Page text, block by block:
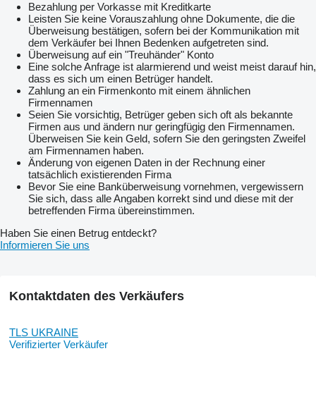
Bezahlung per Vorkasse mit Kreditkarte
Leisten Sie keine Vorauszahlung ohne Dokumente, die die
Überweisung bestätigen, sofern bei der Kommunikation mit
dem Verkäufer bei Ihnen Bedenken aufgetreten sind.
Überweisung auf ein "Treuhänder" Konto
Eine solche Anfrage ist alarmierend und weist meist darauf hin,
dass es sich um einen Betrüger handelt.
Zahlung an ein Firmenkonto mit einem ähnlichen
Firmennamen
Seien Sie vorsichtig, Betrüger geben sich oft als bekannte
Firmen aus und ändern nur geringfügig den Firmennamen.
Überweisen Sie kein Geld, sofern Sie den geringsten Zweifel
am Firmennamen haben.
Änderung von eigenen Daten in der Rechnung einer
tatsächlich existierenden Firma
Bevor Sie eine Banküberweisung vornehmen, vergewissern
Sie sich, dass alle Angaben korrekt sind und diese mit der
betreffenden Firma übereinstimmen.
Haben Sie einen Betrug entdeckt?
Informieren Sie uns
Kontaktdaten des Verkäufers
TLS UKRAINE
Verifizierter Verkäufer